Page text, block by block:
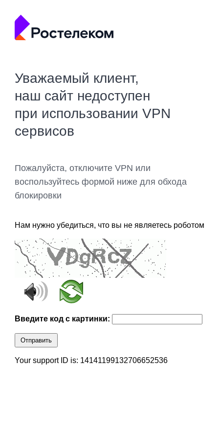
Уважаемый клиент,
наш сайт недоступен
при использовании VPN
сервисов
Пожалуйста, отключите VPN или
воспользуйтесь формой ниже для обхода
блокировки
Нам нужно убедиться, что вы не являетесь роботом
Введите код с картинки:
Отправить
Your support ID is: 14141199132706652536